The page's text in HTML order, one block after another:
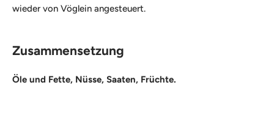
wieder von Vöglein angesteuert.
Zusammensetzung
Öle und Fette, Nüsse, Saaten, Früchte.